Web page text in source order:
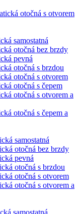
otočná s otvorem
samostatná
otočná bez brzdy
pevná
otočná s brzdou
otočná s otvorem
otočná s čepem
otočná s otvorem a
otočná s čepem a
samostatná
otočná bez brzdy
pevná
otočná s brzdou
otočná s otvorem
otočná s otvorem a
samostatná